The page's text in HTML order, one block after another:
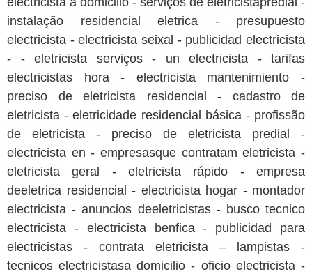
instalação residencial eletrica - presupuesto
electricista - electricista seixal - publicidad electricista
- - eletricista serviços - un electricista - tarifas
electricistas hora - electricista mantenimiento -
preciso de eletricista residencial - cadastro de
eletricista - eletricidade residencial básica - profissão
de eletricista - preciso de eletricista predial -
electricista en - empresasque contratam eletricista -
eletricista geral - eletricista rápido - empresa
deeletrica residencial - electricista hogar - montador
electricista - anuncios deeletricistas - busco tecnico
electricista - electricista benfica - publicidad para
electricistas - contrata eletricista – lampistas -
tecnicos electricistasa domicilio - oficio electricista -